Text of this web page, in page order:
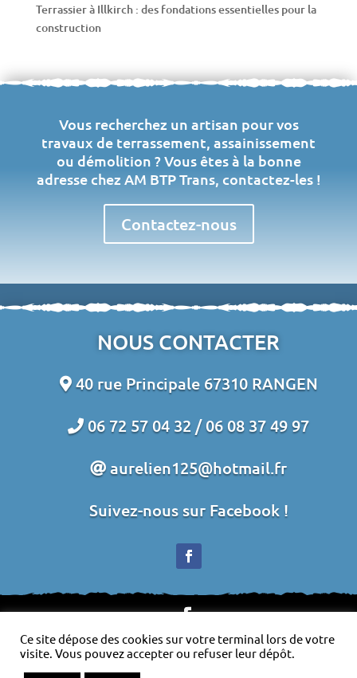
Terrassier à Illkirch : des fondations essentielles pour la
construction
Vous recherchez un artisan pour vos
travaux de terrassement, assainissement
ou démolition ? Vous êtes à la bonne
adresse chez AM BTP Trans, contactez-les !
Contactez-nous
NOUS CONTACTER
40 rue Principale 67310 RANGEN
06 72 57 04 32 /06 08 37 49 97
aurelien125@hotmail.fr
Suivez-nous sur Facebook !
Plan du site-Mentions légales-Politique de
confidentialité
Ce site dépose des cookies sur votre terminal lors de votre
visite. Vous pouvez accepter ou refuser leur dépôt.